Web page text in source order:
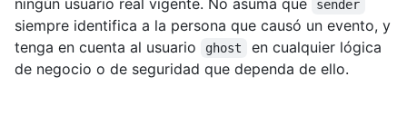
ningún usuario real vigente. No asuma que sender
siempre identifica a la persona que causó un evento, y
tenga en cuenta al usuario
ghost
en cualquier lógica
de negocio o de seguridad que dependa de ello.